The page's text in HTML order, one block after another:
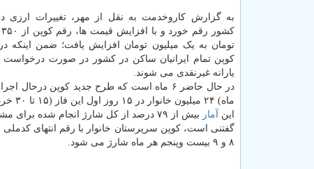
تومان به یک میلیون تومان افزایش یافت؛ ضمن اینکه
کوپن تمام ایرانیان ساکن در کشور در صورت
یارانه غیرنقدی می شوند.
در حال حاضر ۶ ماه است که طرح جدید کوپن
ماه) ۲۴ میلیون خانوار در ۱۵ روز اول این فاز (۱۵ تا ۳۰ خرداد ماه) خرید خویش را به مبلغ ۶۹ هزار میلیارد تومان (همت) انجام داده اند.
این
آمار بیش از ۷۹ درصد از کل شارژ انجام شده برای مشمولان و درخواست کنندگان کوپن بوده که اعتبار آن تا پایان تیر ماه است.
۸ و ۹ بیست وپنجم هر ماه شارژ می شود.